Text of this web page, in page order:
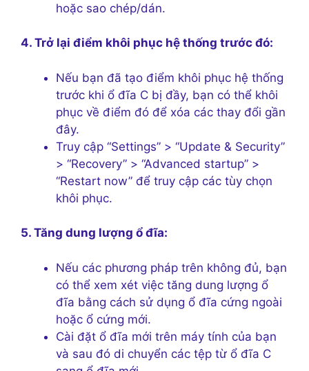
hoặc sao chép/dán.
4. Trở lại điểm khôi phục hệ thống trước đó:
Nếu bạn đã tạo điểm khôi phục hệ thống
trước khi ổ đĩa C bị đầy, bạn có thể khôi
phục về điểm đó để xóa các thay đổi gần
đây.
Truy cập “Settings” > “Update & Security”
> “Recovery” > “Advanced startup” >
“Restart now” để truy cập các tùy chọn
khôi phục.
5. Tăng dung lượng ổ đĩa:
Nếu các phương pháp trên không đủ, bạn
có thể xem xét việc tăng dung lượng ổ
đĩa bằng cách sử dụng ổ đĩa cứng ngoài
hoặc ổ cứng mới.
Cài đặt ổ đĩa mới trên máy tính của bạn
và sau đó di chuyển các tệp từ ổ đĩa C